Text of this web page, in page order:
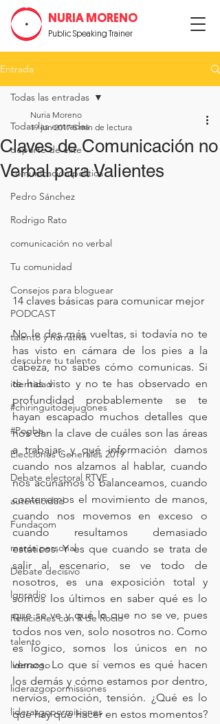
NURIA MORENO
Public Speaking Trainer
Entrada
Todas las entradas
deporte de élite
comunicación política
Pedro Sánchez
Rodrigo Rato
comunicación no verbal
Tu comunidad
Consejos para bloguear
PODCAST
talento y narrativa
descubre tu talento
identidad
#chiringuitodejugones
#Pogba
Elecciones Generales 2019
Debate electoral RTVE
autenticidad
Fundacom
marca personal
Debate decisivo
lgnradio
Relaciones con R de Rocio
talento
liderazgo
liderazgopormissiones
liderazgopormisiones
Todas las entradas
Claves de Comunicación no
Verbal para Valientes
Nuria Moreno
19 jun 2017 5 min de lectura
14 claves básicas para comunicar mejor
No le des más vueltas, si todavía no te
has visto en cámara de los pies a la
cabeza, no sabes cómo comunicas. Si
te has visto y no te has observado en
profundidad probablemente se te
hayan escapado muchos detalles que
nos dan la clave de cuáles son las áreas
a trabajar, y qué información damos
cuando nos alzamos al hablar, cuando
nos acunamos o balanceamos, cuando
contenemos el movimiento de manos,
cuando nos movemos en exceso o
cuando resultamos demasiado
estáticos. Y es que cuando se trata de
salir al escenario, se ve todo de
nosotros, es una exposición total y
somos los últimos en saber qué es lo
que se ve y qué lo que no se ve, pues
todos nos ven, solo nosotros no. Como
es lógico, somos los únicos en no
vernos. Lo que sí vemos es qué hacen
los demás y cómo estamos por dentro,
nervios, emoción, tensión. ¿Qué es lo